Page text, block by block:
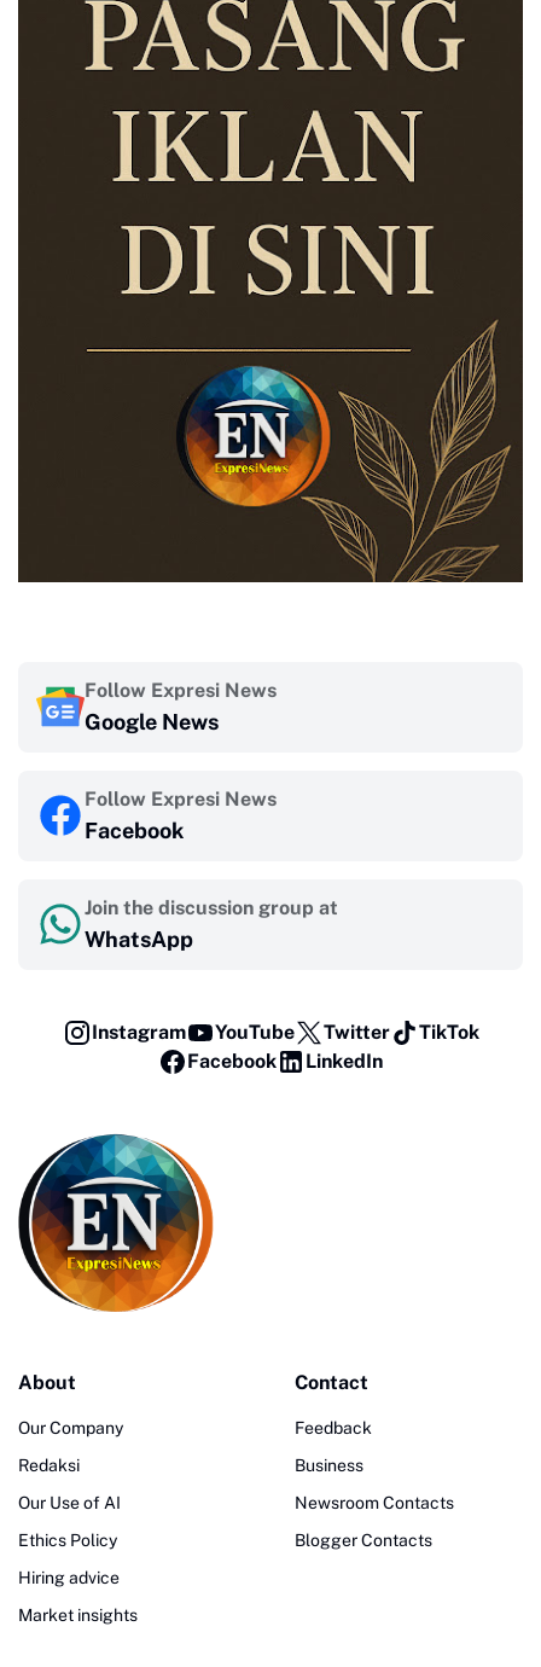
Follow Expresi News
Google News
Follow Expresi News
Facebook
Join the discussion group at
WhatsApp
Instagram YouTube Twitter
TikTok
Facebook
LinkedIn
About
Our Company
Redaksi
Our Use of AI
Ethics Policy
Hiring advice
Market insights
Contact
Feedback
Business
Newsroom Contacts
Blogger Contacts